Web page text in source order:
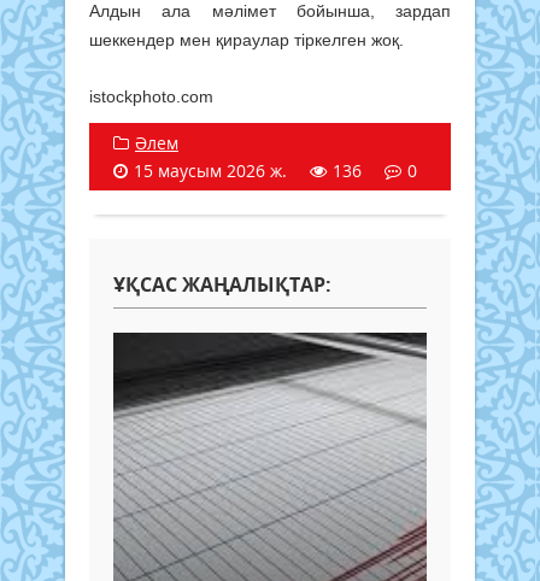
Алдын ала мәлімет бойынша, зардап
шеккендер мен қираулар тіркелген жоқ.
istockphoto.com
Әлем
15 маусым 2026 ж.
136 0
ҰҚСАС ЖАҢАЛЫҚТАР: